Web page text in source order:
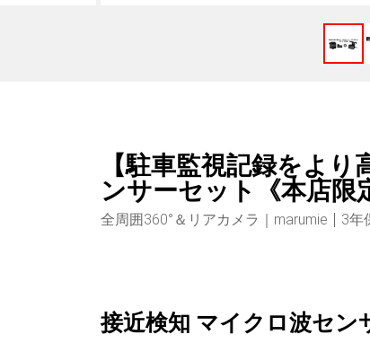
【駐車監視記録をよ
ンサーセット《本店限
全周囲360°＆リアカメラ｜marumie 3年
接近検知 マイクロ波セン